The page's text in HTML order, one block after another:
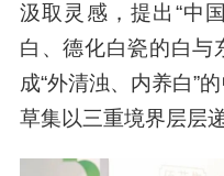
糖化黄浊及火火红浊
突破三：零水零合
升级。新品采用“零
70%光果甘草发酵原